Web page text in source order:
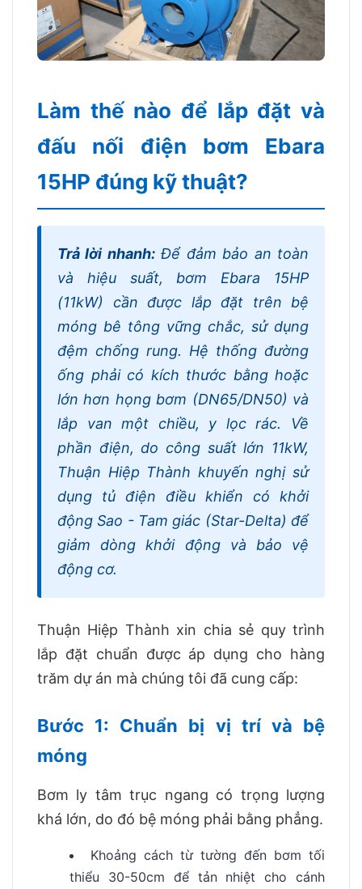
Làm thế nào để lắp đặt và
đấu nối điện bơm Ebara
15HP đúng kỹ thuật?
Trả lời nhanh:Để đảm bảo an toàn
và hiệu suất, bơm Ebara 15HP
(11kW) cần được lắp đặt trên bệ
móng bê tông vững chắc, sử dụng
đệm chống rung. Hệ thống đường
ống phải có kích thước bằng hoặc
lớn hơn họng bơm (DN65/DN50) và
lắp van một chiều, y lọc rác. Về
phần điện, do công suất lớn 11kW,
Thuận Hiệp Thành khuyến nghị sử
dụng tủ điện điều khiển có khởi
động Sao - Tam giác (Star-Delta) để
giảm dòng khởi động và bảo vệ
động cơ.
Thuận Hiệp Thành xin chia sẻ quy trình
lắp đặt chuẩn được áp dụng cho hàng
trăm dự án mà chúng tôi đã cung cấp:
Bước 1: Chuẩn bị vị trí và bệ
móng
Bơm ly tâm trục ngang có trọng lượng
khá lớn, do đó bệ móng phải bằng phẳng.
Khoảng cách từ tường đến bơm tối
thiểu 30-50cm để tản nhiệt cho cánh